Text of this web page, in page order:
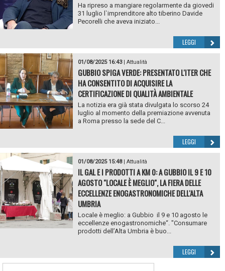
Ha ripreso a mangiare regolarmente da giovedi
31 luglio l`imprenditore alto tiberino Davide
Pecorelli che aveva iniziato...
LEGGI
01/08/2025 16:43| Attualità
GUBBIO SPIGA VERDE: PRESENTATO L'ITER CHE
HA CONSENTITO DI ACQUISIRE LA
CERTIFICAZIONE DI QUALITÀ AMBIENTALE
La notizia era già stata divulgata lo scorso 24
luglio al momento della premiazione avvenuta
a Roma presso la sede del C...
LEGGI
01/08/2025 15:48| Attualità
IL GAL E I PRODOTTI A KM 0: A GUBBIO IL 9 E 10
AGOSTO "LOCALE È MEGLIO", LA FIERA DELLE
ECCELLENZE ENOGASTRONOMICHE DELL'ALTA
UMBRIA
Locale è meglio: a Gubbio il 9 e 10 agosto le
eccellenze enogastronomiche“. "Consumare
prodotti dell’Alta Umbria è buo...
LEGGI